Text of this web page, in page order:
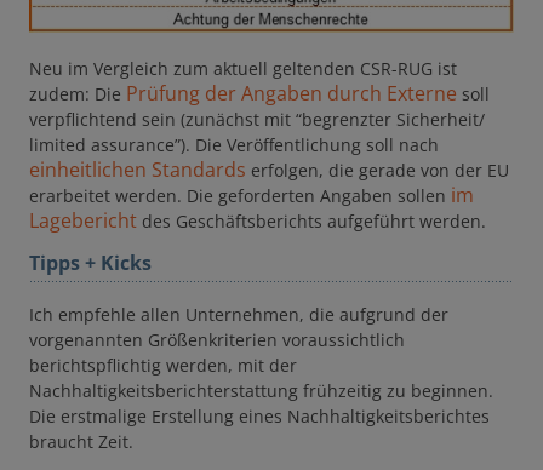
Neu im Vergleich zum aktuell geltenden CSR-RUG ist
zudem: Die Prüfung der Angaben durch Externe soll
verpflichtend sein (zunächst mit “begrenzter Sicherheit/
limited assurance”). Die Veröffentlichung soll nach
einheitlichen Standards erfolgen, die gerade von der EU
erarbeitet werden. Die geforderten Angaben sollen im
Lagebericht des Geschäftsberichts aufgeführt werden.
Tipps + Kicks
Ich empfehle allen Unternehmen, die aufgrund der
vorgenannten Größenkriterien voraussichtlich
berichtspflichtig werden, mit der
Nachhaltigkeitsberichterstattung frühzeitig zu beginnen.
Die erstmalige Erstellung eines Nachhaltigkeitsberichtes
braucht Zeit.